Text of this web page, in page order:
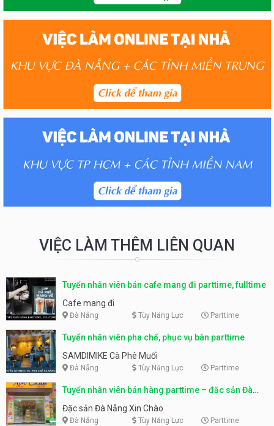
VIỆC LÀM THÊM LIÊN QUAN
Tuyển nhân viên bán cafe mang đi parttime, fulltime
Cafe mang đi
Đà Nẵng Tùy Năng Lực Parttime
Tuyển nhân viên pha chế, phục vụ bàn parttime
SAMDIMIKE Cà Phê Muối
Đà Nẵng Tùy Năng Lực Parttime
Tuyển nhân viên bán hàng parttime – đặc sản Đà
Nẵng
Đặc sản Đà Nẵng Xin Chào
Đà Nẵng Tùy Năng Lực Parttime